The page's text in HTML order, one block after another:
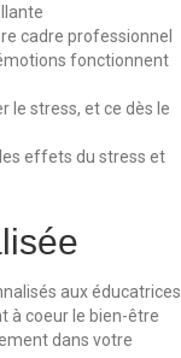
cadre professionnel
fonctionnent
le stress, et ce dès le
effets du stress et
aux éducatrices
à coeur le bien-être
dans votre